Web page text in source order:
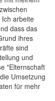
arbeite
dass das
ihres
sind
und
"Elternschaft
Umsetzung
für mehr